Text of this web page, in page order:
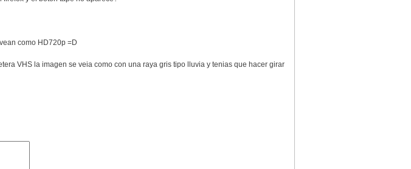
como HD720p =D
VHS la imagen se veia como con una raya gris tipo lluvia y tenias que hacer girar